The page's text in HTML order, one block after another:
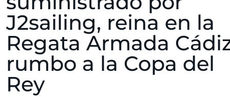
J2sailing, reina en la
Regata Armada
rumbo a la Copa del
Rey